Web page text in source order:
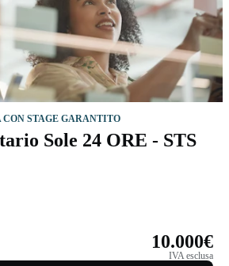
STAGE GARANTITO
Sole 24 ORE - STS
10.000€
IVA esclusa